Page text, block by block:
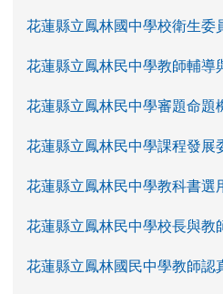
花蓮縣立鳳林國中學校衛生委
花蓮縣立鳳林民中學教師輔導
花蓮縣立鳳林民中學審題命題
花蓮縣立鳳林民中學課程發展
花蓮縣立鳳林民中學教科書選
花蓮縣立鳳林民中學校長與教
花蓮縣立鳳林國民中學教師認